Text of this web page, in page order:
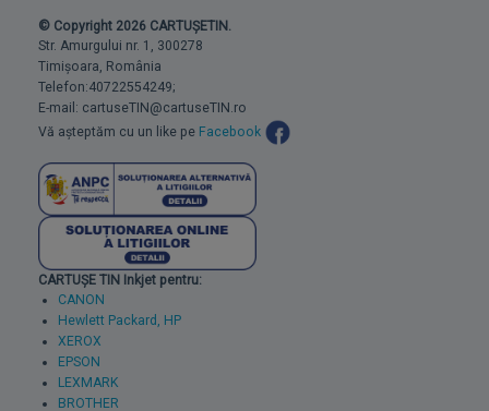
© Copyright 2026 CARTUȘETIN.
Str. Amurgului nr. 1, 300278
Timișoara, România
Telefon:40722554249;
E-mail: cartuseTIN@cartuseTIN.ro
Vă așteptăm cu un like pe Facebook
CARTUȘE TIN Inkjet pentru:
CANON
Hewlett Packard, HP
XEROX
EPSON
LEXMARK
BROTHER